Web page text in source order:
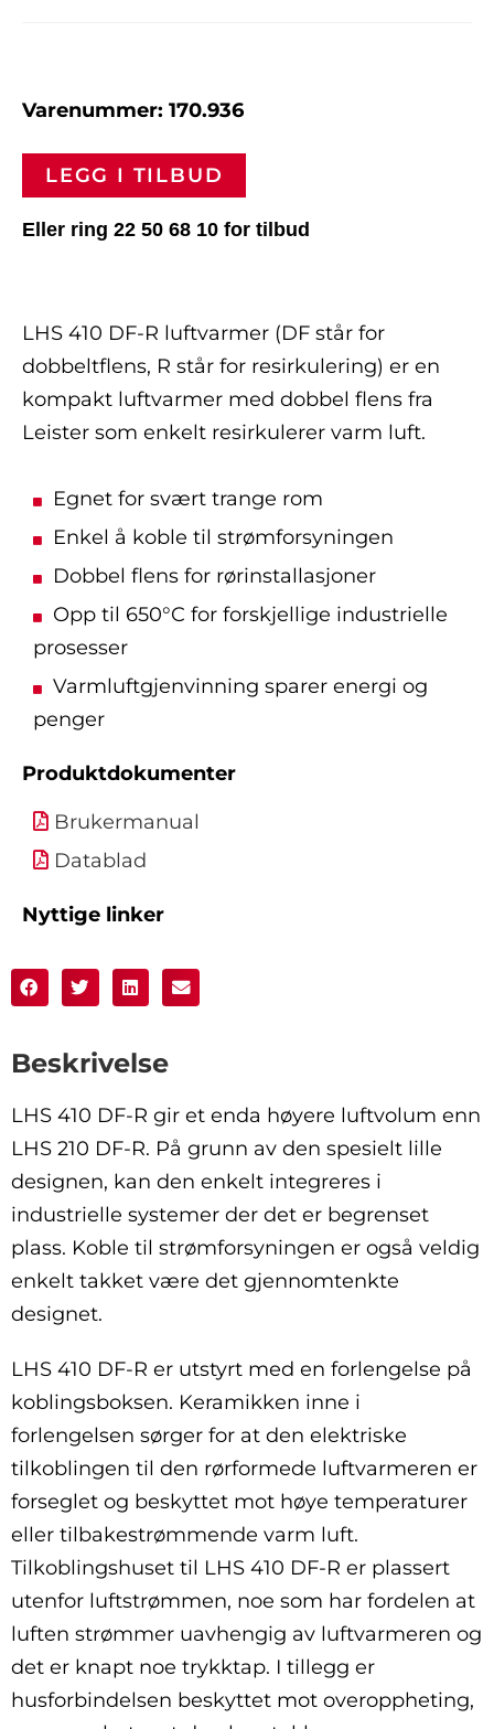
Varenummer: 170.936
LEGG I TILBUD
Eller ring 22 50 68 10 for tilbud
LHS 410 DF-R luftvarmer (DF står for
dobbeltflens, R står for resirkulering) er en
kompakt luftvarmer med dobbel flens fra
Leister som enkelt resirkulerer varm luft.
Egnet for svært trange rom
Enkel å koble til strømforsyningen
Dobbel flens for rørinstallasjoner
Opp til 650°C for forskjellige industrielle
prosesser
Varmluftgjenvinning sparer energi og
penger
Produktdokumenter
Brukermanual
Datablad
Nyttige linker
Beskrivelse
LHS 410 DF-R gir et enda høyere luftvolum enn
LHS 210 DF-R. På grunn av den spesielt lille
designen, kan den enkelt integreres i
industrielle systemer der det er begrenset
plass. Koble til strømforsyningen er også veldig
enkelt takket være det gjennomtenkte
designet.
LHS 410 DF-R er utstyrt med en forlengelse på
koblingsboksen. Keramikken inne i
forlengelsen sørger for at den elektriske
tilkoblingen til den rørformede luftvarmeren er
forseglet og beskyttet mot høye temperaturer
eller tilbakestrømmende varm luft.
Tilkoblingshuset til LHS 410 DF-R er plassert
utenfor luftstrømmen, noe som har fordelen at
luften strømmer uavhengig av luftvarmeren og
det er knapt noe trykktap. I tillegg er
husforbindelsen beskyttet mot overoppheting,